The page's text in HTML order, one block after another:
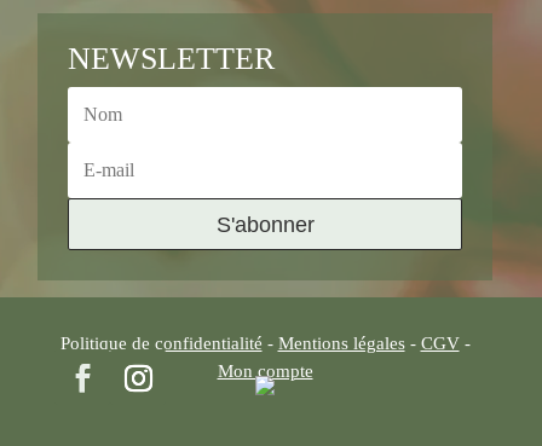
NEWSLETTER
S'abonner
Politique de confidentialité - Mentions légales- CGV-
Mon compte